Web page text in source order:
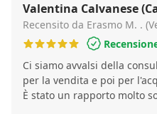
Recensito da Erasmo M. .
Ci siamo avvalsi della
per la vendita e poi per
È stato un rapporto molto